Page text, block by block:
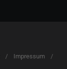
Impressum